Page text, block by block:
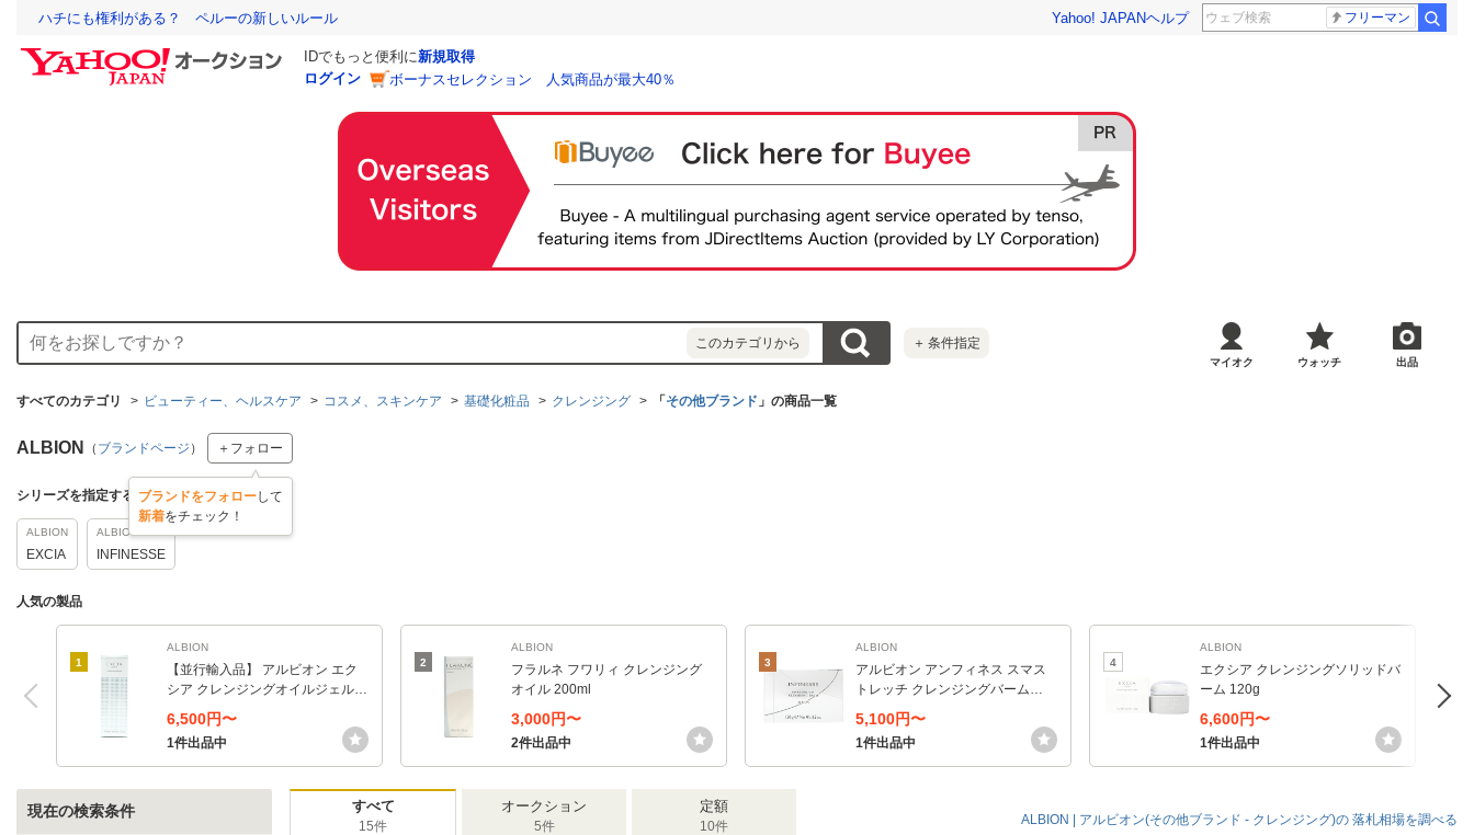
ハチにも権利がある？ ペルーの新しいルール Yahoo! JAPANヘルプ フリーマン
IDでもっと便利に新規取得
ログイン
ボーナスセレクション 人気商品が最大40％
このカテゴリから ＋ 条件指定
マイオク ウォッチ 出品
すべてのカテゴリ ビューティー、ヘルスケア コスメ、スキンケア 基礎化粧品 クレンジング 「 その他ブランド 」の商品一覧
ALBION （ ブランドページ ） ＋フォロー
ブランドをフォローして
新着をチェック！
シリーズを指定する
ALBION
EXCIA
ALBION
INFINESSE
人気の製品
1
ALBION
【並行輸入品】 アルビオン エク
シア クレンジングオイルジェル 1
50g (クレンジングジェル)
6,500円〜
1件出品中
2
ALBION
フラルネ フワリィ クレンジング
オイル 200ml
3,000円〜
2件出品中
3
ALBION
アルビオン アンフィネス スマス
トレッチ クレンジングバーム
〈クレンジング料マッサージ料〉
120g
5,100円〜
1件出品中
4
ALBION
エクシア クレンジングソリッドバ
ーム 120g
6,600円〜
1件出品中
現在の検索条件 すべて
15件
オークション
5件
定額
10件 ALBION | アルビオン(その他ブランド - クレンジング)の 落札相場を調べる